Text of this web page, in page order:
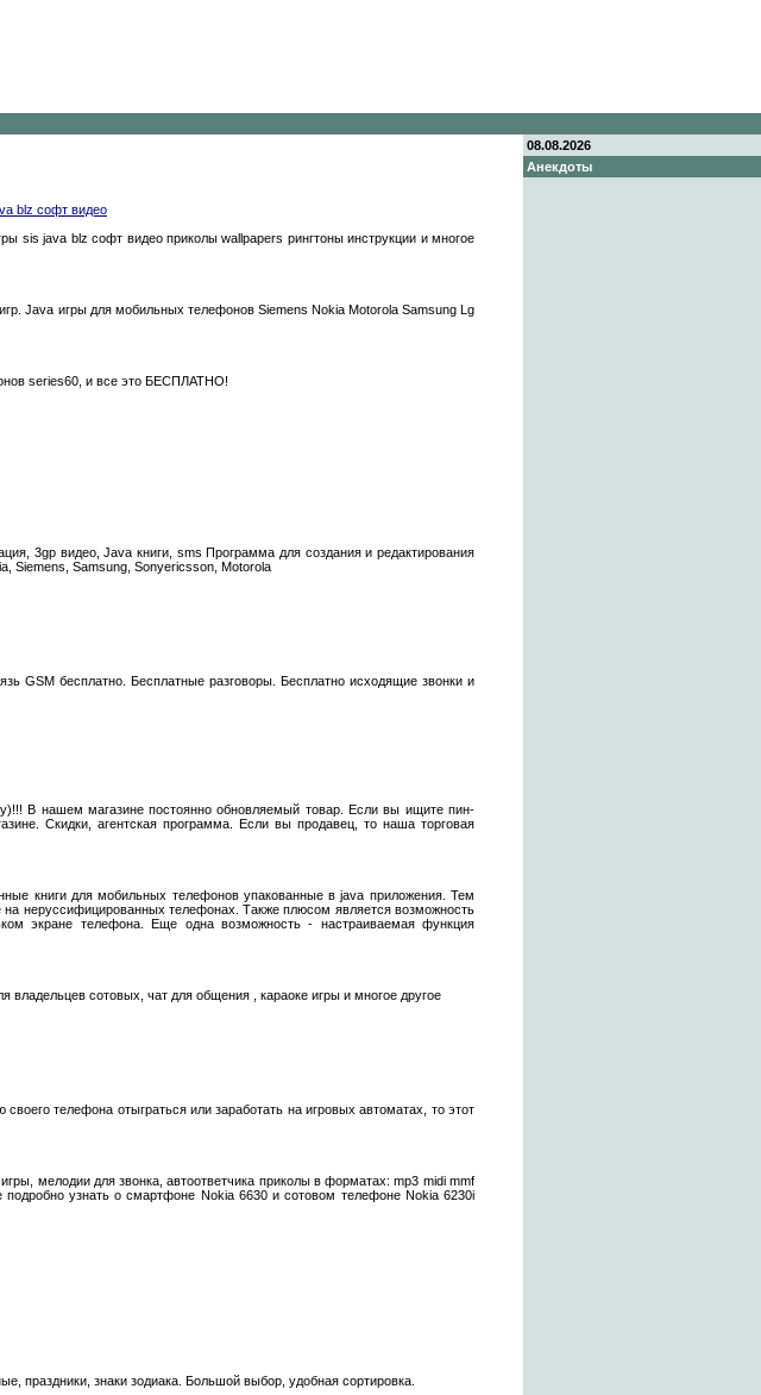
blz софт видео
sis java blz софт видео приколы wallpapers рингтоны инструкции и многое
Java игры для мобильных телефонов Siemens Nokia Motorola Samsung Lg
series60, и все это БЕСПЛАТНО!
3gp видео, Java книги, sms Программа для создания и редактирования
Siemens, Samsung, Sonyericsson, Motorola
GSM бесплатно. Бесплатные разговоры. Бесплатно исходящие звонки и
В нашем магазине постоянно обновляемый товар. Если вы ищите пин-
Скидки, агентская программа. Если вы продавец, то наша торговая
книги для мобильных телефонов упакованные в java приложения. Тем
неруссифицированных телефонах. Также плюсом является возможность
экране телефона. Еще одна возможность - настраиваемая функция
сотовых, чат для общения , караоке игры и многое другое
телефона отыграться или заработать на игровых автоматах, то этот
мелодии для звонка, автоответчика приколы в форматах: mp3 midi mmf
узнать о смартфоне Nokia 6630 и сотовом телефоне Nokia 6230i
праздники, знаки зодиака. Большой выбор, удобная сортировка.
08.08.2026
Анекдоты